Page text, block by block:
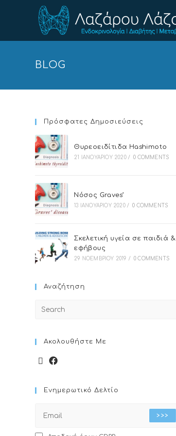
BLOG
Πρόσφατες Δημοσιεύσεις
Θυρεοειδίτιδα Hashimoto
21 ΙΑΝΟΥΑΡΊΟΥ 2020 / 0 COMMENTS
Νόσος Graves’
13 ΙΑΝΟΥΑΡΊΟΥ 2020 / 0 COMMENTS
Σκελετική υγεία σε παιδιά &
εφήβους
29 ΝΟΕΜΒΡΊΟΥ 2019 / 0 COMMENTS
Αναζήτηση
Ακολουθήστε Με
Ενημερωτικό Δελτίο
>>>